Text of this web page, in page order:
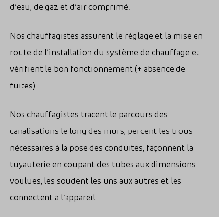
d’eau, de gaz et d’air comprimé.
Nos chauffagistes assurent le réglage et la mise en
route de l’installation du système de chauffage et
vérifient le bon fonctionnement (+ absence de
fuites).
Nos chauffagistes tracent le parcours des
canalisations le long des murs, percent les trous
nécessaires à la pose des conduites, façonnent la
tuyauterie en coupant des tubes aux dimensions
voulues, les soudent les uns aux autres et les
connectent à l’appareil.